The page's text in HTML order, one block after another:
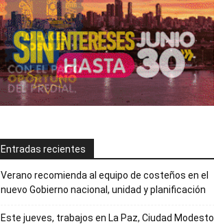
Entradas recientes
Verano recomienda al equipo de costeños en el
nuevo Gobierno nacional, unidad y planificación
Este jueves, trabajos en La Paz, Ciudad Modesto